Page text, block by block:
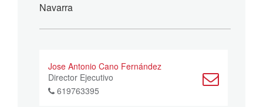
Navarra
Jose Antonio Cano Fernández
Director Ejecutivo
619763395